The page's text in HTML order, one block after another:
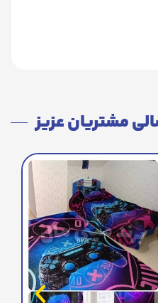
مشتریان عزیز